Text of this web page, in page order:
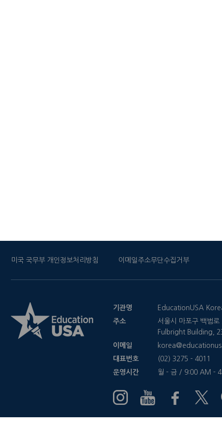
미국 국무부 개인정보처리방침 이메일주소무단수집거부
기관명
EducationUSA
주소
서울시 마포구 백범
Fulbright Building,
이메일
대표번호
(02) 3275 - 4011
운영시간
월 - 금 / 9:00 AM -